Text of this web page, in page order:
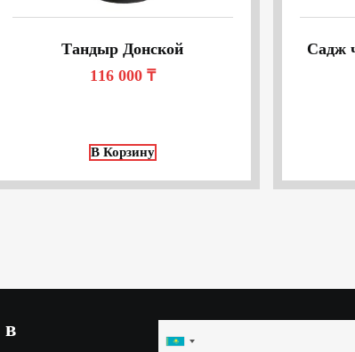
Тандыр Донской
116 000 ₸
В Корзину
Садж
в
Kazakhstan